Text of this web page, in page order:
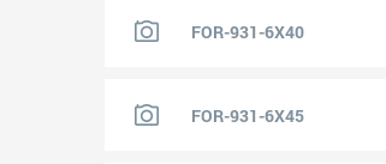
FOR-931-6X40
FOR-931-6X45